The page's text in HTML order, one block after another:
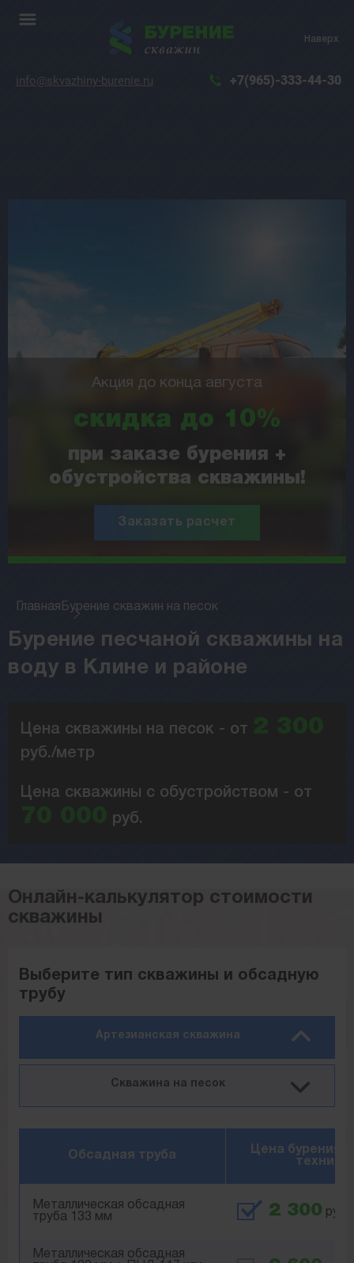
Наверх
info@skvazhiny-burenie.ru +7(965)-333-44-30
Акция до конца августа
скидка до 10%
при заказе бурения +
обустройства скважины!
Заказать расчет
Главная Бурение скважин на песок
Бурение песчаной скважины на
воду в Клине и районе
Цена скважины на песок - от
руб./метр
Цена скважины с обустройством - от
руб.
Онлайн-калькулятор стоимости
скважины
Выберите тип скважины и обсадную
трубу
Артезианская скважина
Скважина на песок
Обсадная труба
Цена бурения
Металлическая обсадная
труба 133 мм
2 300
Металлическая обсадная